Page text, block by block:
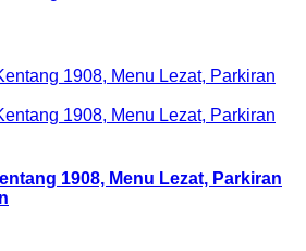
1908, Menu Lezat, Parkiran